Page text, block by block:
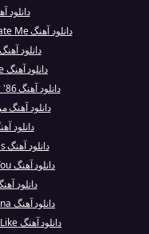
دانلود
دانلود آهنگ Love It When You Hate Me از Avril L...
دانلود
دانلود آهنگ That Ain't Me از Lil Wayne
دانلود آهنگ Throw Back Muzic '86 از Kurupt
دانلود
دانلود
دانلود آهنگ Caught Their Eyes از JAY-Z
دانلود آهنگ Break for You از Robin Schulz
دانلود
دانلود آهنگ Princess of China از Coldplay
دانلود آهنگ What It Sounds Like از HUNTRIX